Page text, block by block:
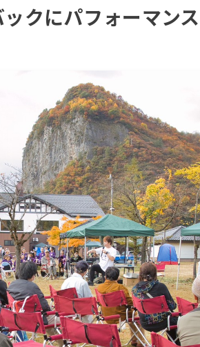
クにパフォーマン